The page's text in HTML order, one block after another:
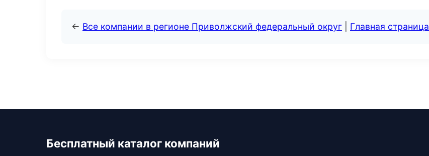
← Все компании в регионе Приволжский федеральный округ Главная страница
Бесплатный каталог компаний